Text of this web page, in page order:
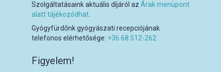
Szolgáltatásaink aktuális díjáról az Árak menüpont
alatt tájékozódhat
Gyógyfürdőnk gyógyászati recepciójának
telefonos elérhetősége: +36 68 512-262
Figyelem!